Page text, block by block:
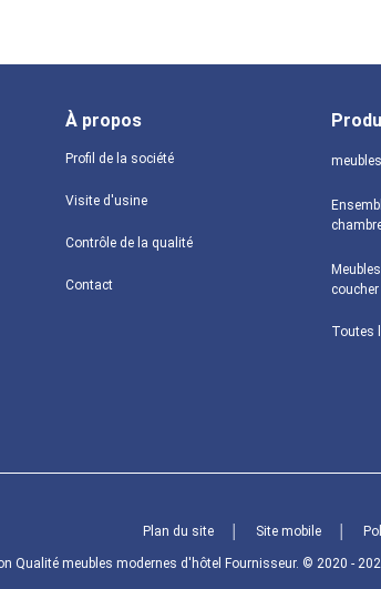
À propos
Profil de la société
Visite d'usine
Contrôle de la qualité
Contact
Toutes
Plan du site Site mobile
Qualité meubles modernes d'hôtel Fournisseur. © 2020 -